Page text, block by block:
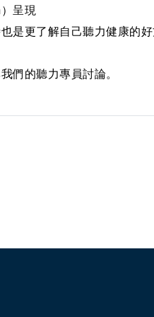
呈現
也是更了解自己聽力健康的
們的聽力專員討論。